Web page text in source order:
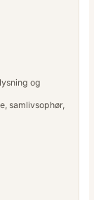
og
samlivsophør,